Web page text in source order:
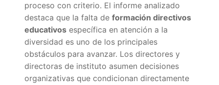
proceso con criterio. El informe analizado
destaca que la falta de formación directivos
educativos específica en atención a la
diversidad es uno de los principales
obstáculos para avanzar. Los directores y
directoras de instituto asumen decisiones
organizativas que condicionan directamente